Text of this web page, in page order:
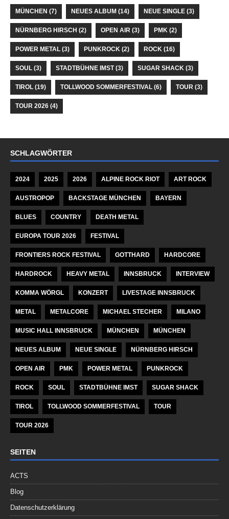
MÜNCHEN (7) NEUES ALBUM (14) NEUE SINGLE (3)
NÜRNBERG HIRSCH (2) OPEN AIR (3) PMK (2)
POWER METAL (3) PUNKROCK (2) ROCK (16)
SOUL (3) STADTBÜHNE IMST(3) SUGAR SHACK (3)
TIROL (19) TOLLWOOD SOMMERFESTIVAL (6) TOUR (3)
TOUR 2026 (4)
SCHLAGWÖRTER
2024 2025 2026 ALPINE ROCK RIOT ART ROCK
AUSTROPOP BACKSTAGE MÜNCHEN BAYERN
BLUES COUNTRY DEATH METAL
EUROPA TOUR 2026 FESTIVAL
FRONTIERS ROCK FESTIVAL GOTTHARD HARDCORE
HARDROCK HEAVY METAL INNSBRUCK INTERVIEW
KOMMA WÖRGL KONZERT LIVESTAGE INNSBRUCK
METAL METALCORE MICHAEL STECHER MILANO
MUSIC HALL INNSBRUCK MÜNCHEN MÜNCHEN
NEUES ALBUM NEUE SINGLE NÜRNBERG HIRSCH
OPEN AIR PMK POWER METAL PUNKROCK
ROCK SOUL STADTBÜHNE IMST SUGAR SHACK
TIROL TOLLWOOD SOMMERFESTIVAL TOUR
TOUR 2026
SEITEN
ACTS
Blog
Datenschutzerklärung